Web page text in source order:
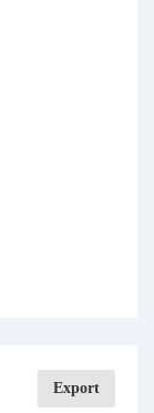
Export